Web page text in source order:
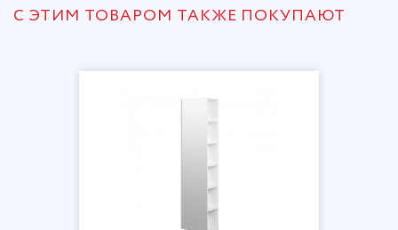
С ЭТИМ ТОВАРОМ ТАКЖЕ ПОКУПАЮТ